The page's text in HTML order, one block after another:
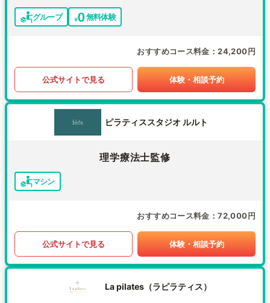
グループ 無料体験
おすすめコース料金 24,200円
公式サイトで見る 体験・相談予約
ピラティススタジオ ルルト
理学療法士監修
マシン
おすすめコース料金 72,000円
公式サイトで見る 体験・相談予約
La pilates（ラピラティス）